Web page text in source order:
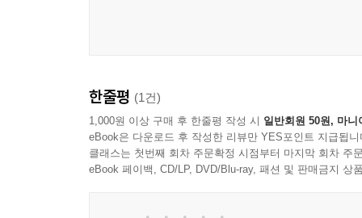
한줄평 (1건)
1,000원 이상 구매 후 한줄평 작성 시 일반회원 50원, 마니
eBook은 다운로드 후 작성한 리뷰만 YES포인트 지급됩니
클래스는 첫번째 회차 주문확정 시점부터 마지막 회차 주
eBook 페이백, CD/LP, DVD/Blu-ray, 패션 및 판매금지 상